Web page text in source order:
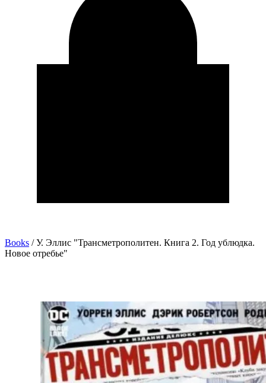
Books / У. Эллис "Трансметрополитен. Книга 2. Год ублюдка.
Новое отребье"